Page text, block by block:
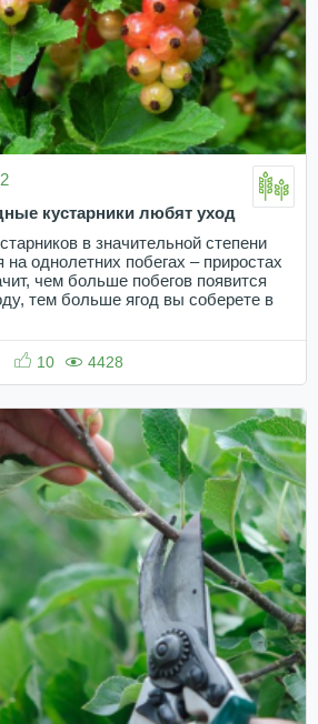
кустарники любят уход
в значительной степени
на однолетних побегах – приростах
чем больше побегов появится
тем больше ягод вы соберете в
10 4428